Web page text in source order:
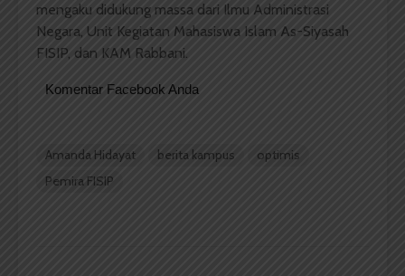
mengaku didukung massa dari Ilmu Administrasi
Negara, Unit Kegiatan Mahasiswa Islam As-Siyasah
FISIP, dan KAM Rabbani.
Komentar Facebook Anda
Amanda Hidayat berita kampus
optimis
Pemira FISIP